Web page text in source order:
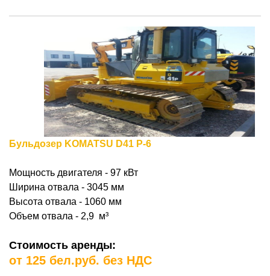
Бульдозер KOMATSU D41 P-6
Мощность двигателя - 97 кВт
Ширина отвала - 3045 мм
Высота отвала - 1060 мм
Объем отвала - 2,9 м³
Стоимость аренды:
от 125 бел.руб. без НДС